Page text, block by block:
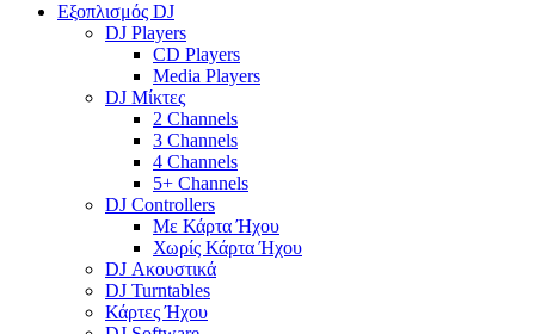
Εξοπλισμός DJ
DJ Players
CD Players
Media Players
DJ Μίκτες
2 Channels
3 Channels
4 Channels
5+ Channels
DJ Controllers
Με Κάρτα Ήχου
Χωρίς Κάρτα Ήχου
DJ Ακουστικά
DJ Turntables
Κάρτες Ήχου